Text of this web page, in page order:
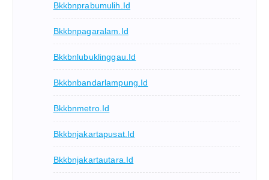
Bkkbnprabumulih.id
Bkkbnpagaralam.id
Bkkbnlubuklinggau.id
Bkkbnbandarlampung.id
Bkkbnmetro.id
Bkkbnjakartapusat.id
Bkkbnjakartautara.id